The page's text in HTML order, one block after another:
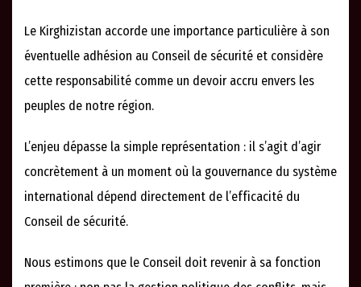
Le Kirghizistan accorde une importance particulière à son
éventuelle adhésion au Conseil de sécurité et considère
cette responsabilité comme un devoir accru envers les
peuples de notre région.
L’enjeu dépasse la simple représentation : il s’agit d’agir
concrètement à un moment où la gouvernance du système
international dépend directement de l’efficacité du
Conseil de sécurité.
Nous estimons que le Conseil doit revenir à sa fonction